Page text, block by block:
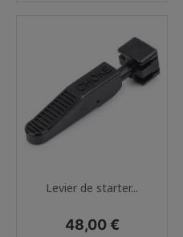
Levier de starter...
Prix
48,00 €